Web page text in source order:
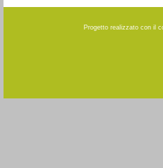
Progetto realizzato con il